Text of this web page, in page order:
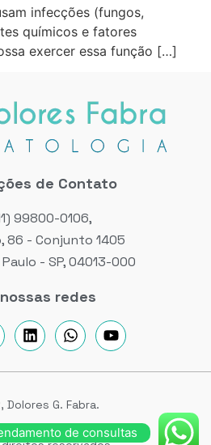
infecções (fungos,
químicos e fatores
exercer essa função […]
de Contato
99800-0106,
86 - Conjunto 1405
- SP, 04013-000
redes
Dolores G. Fabra.
de consultas